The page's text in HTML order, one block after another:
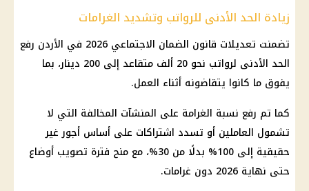
زيادة الحد الأدنى للرواتب وتشديد الغرامات
تضمنت تعديلات قانون الضمان الاجتماعي 2026 في الأردن رفع
الحد الأدنى لرواتب نحو 20 ألف متقاعد إلى 200 دينار، بما
يفوق ما كانوا يتقاضونه أثناء العمل.
كما تم رفع نسبة الغرامة على المنشآت المخالفة التي لا
تشمول العاملين أو تسدد اشتراكات على أساس أجور غير
حقيقية إلى 100% بدلًا من 30%، مع منح فترة تصويب أوضاع
حتى نهاية 2026 دون غرامات.